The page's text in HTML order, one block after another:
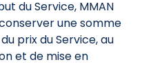
du Service, MMAN
une somme
prix du Service, au
et de mise en